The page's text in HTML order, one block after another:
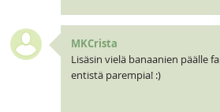
MKCrista
Lisäsin vielä banaanien päälle
entistä parempia! :)